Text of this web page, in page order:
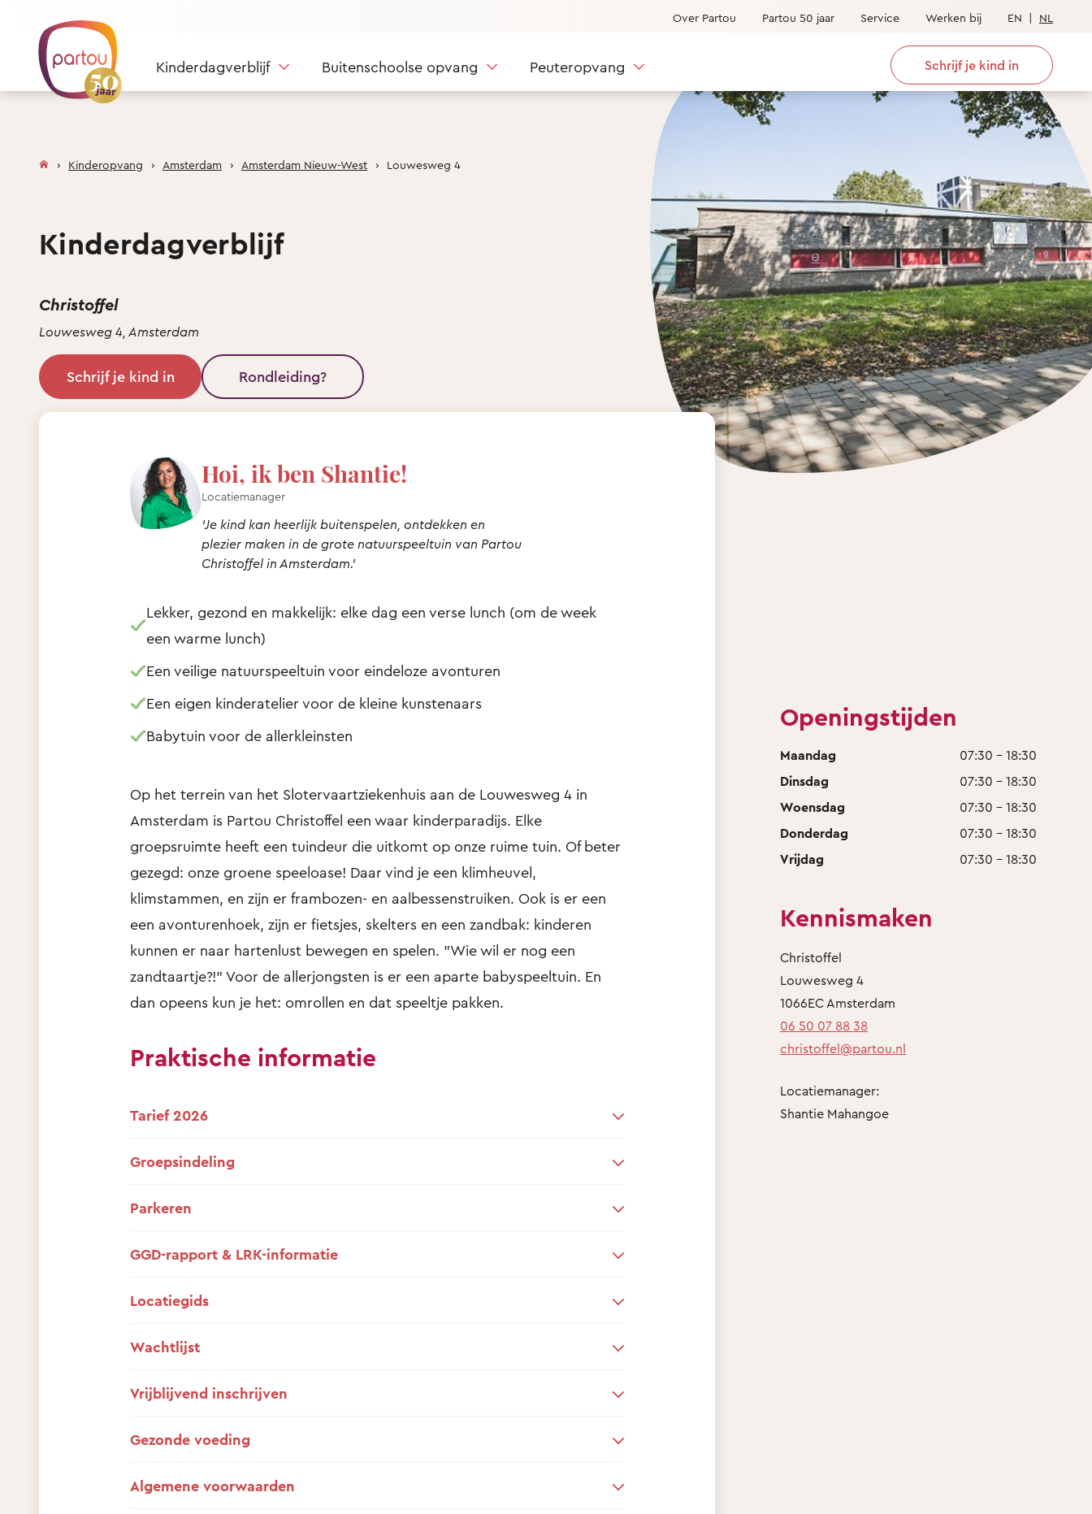
Over Partou Partou 50 jaar Service Werken bij EN | NL
Kinderdagverblijf Buitenschoolse opvang Peuteropvang Schrijf je kind in
Kinderopvang Amsterdam Amsterdam Nieuw-West Louwesweg 4
Kinderdagverblijf
Christoffel
Louwesweg 4, Amsterdam
Schrijf je kind in Rondleiding?
Hoi, ik ben Shantie!
Locatiemanager
‘Je kind kan heerlijk buitenspelen, ontdekken en
plezier maken in de grote natuurspeeltuin van Partou
Christoffel in Amsterdam.’
Lekker, gezond en makkelijk: elke dag een verse lunch (om de week
een warme lunch)
Een veilige natuurspeeltuin voor eindeloze avonturen
Een eigen kinderatelier voor de kleine kunstenaars
Babytuin voor de allerkleinsten
Op het terrein van het Slotervaartziekenhuis aan de Louwesweg 4 in
Amsterdam is Partou Christoffel een waar kinderparadijs. Elke
groepsruimte heeft een tuindeur die uitkomt op onze ruime tuin. Of beter
gezegd: onze groene speeloase! Daar vind je een klimheuvel,
klimstammen, en zijn er frambozen- en aalbessenstruiken. Ook is er een
een avonturenhoek, zijn er fietsjes, skelters en een zandbak: kinderen
kunnen er naar hartenlust bewegen en spelen. "Wie wil er nog een
zandtaartje?!" Voor de allerjongsten is er een aparte babyspeeltuin. En
dan opeens kun je het: omrollen en dat speeltje pakken.
Praktische informatie
Tarief 2026
Groepsindeling
Parkeren
GGD-rapport & LRK-informatie
Locatiegids
Wachtlijst
Vrijblijvend inschrijven
Gezonde voeding
Algemene voorwaarden
Openingstijden
Maandag
07:30 - 18:30
Dinsdag
07:30 - 18:30
Woensdag
07:30 - 18:30
Donderdag
07:30 - 18:30
Vrijdag
07:30 - 18:30
Kennismaken
Christoffel
Louwesweg 4
1066EC Amsterdam
06 50 07 88 38
christoffel@partou.nl
Locatiemanager:
Shantie Mahangoe